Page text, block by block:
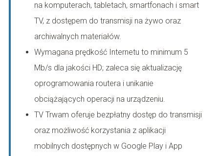
na komputerach, tabletach, smartfonach i smart
TV, z dostępem do transmisji na żywo oraz
archiwalnych materiałów.
Wymagana prędkość Internetu to minimum 5
Mb/s dla jakości HD; zaleca się aktualizację
oprogramowania routera i unikanie
obciążających operacji na urządzeniu.
TV Trwam oferuje bezpłatny dostęp do transmisji
oraz możliwość korzystania z aplikacji
mobilnych dostępnych w Google Play i App